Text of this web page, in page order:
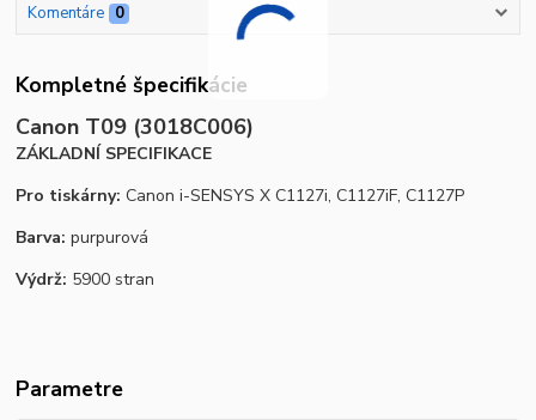
Komentáre 0
Kompletné špecifikácie
Canon T09 (3018C006)
ZÁKLADNÍ SPECIFIKACE
Pro tiskárny: Canon i-SENSYS X C1127i, C1127iF, C1127P
Barva: purpurová
Výdrž: 5900 stran
Parametre